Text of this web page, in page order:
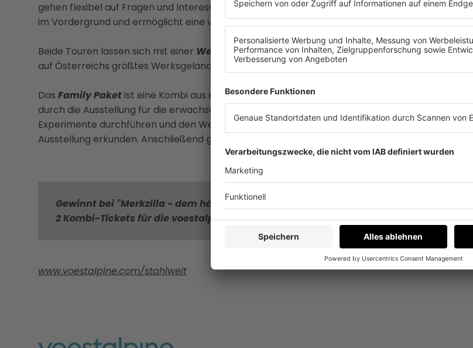
gehen flexibel auf Fragen und Interessen der Gruppe ein. Der persönliche Austausch steht hier
im Vordergrund und ermöglicht eine vertiefte Auseinandersetzung mit den Themen.
Beide Touren lassen sich mit einer Werkstourkombinieren, bei der es in einem Multimedia-Bus
auf Österreichs größtes Werksgelände geht.
Das Family Paketist eine Kombi aus einem spannenden Workshop für die Kinder und einer Tour
durch die Ausstellung für die erwachsenen Begleitpersonen. Während Kinder spielerisch
Experimente durchführen und den Werkstoff selbst erleben, können Erwachsene parallel die
Ausstellung erkunden. Anschließend geht es gemeinsam auf Werkstour.
Gewinnt bei "Merkzilla - dem härtesten Radio-Memory Oberösterreichs":
2 Kombi-Tickets für die voestalpine Stahlwelt im Wert von 29,- Euro pro Ticket!
www.voestalpine.com/stahlwelt